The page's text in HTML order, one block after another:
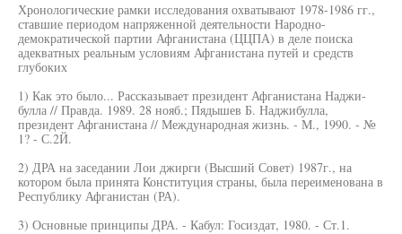
Хронологические рамки исследования охватывают 1978-1986 гг.,
ставшие периодом напряженной деятельности Народно-
демократической партии Афганистана (ЦЦПА) в деле поиска
адекватных реальным условиям Афганистана путей и средств
глубоких
1) Как это было... Рассказывает президент Афганистана Наджи-
булла // Правда. 1989. 28 нояб.; Пядышев Б. Наджибулла,
президент Афганистана // Международная жизнь. - М., 1990. - №
1? - С.2Й.
2) ДРА на заседании Лои джирги (Высший Совет) 1987г., на
котором была принята Конституция страны, была переименована в
Республику Афганистан (РА).
3) Основные принципы ДРА. - Кабул: Госиздат, 1980. - Ст.1.